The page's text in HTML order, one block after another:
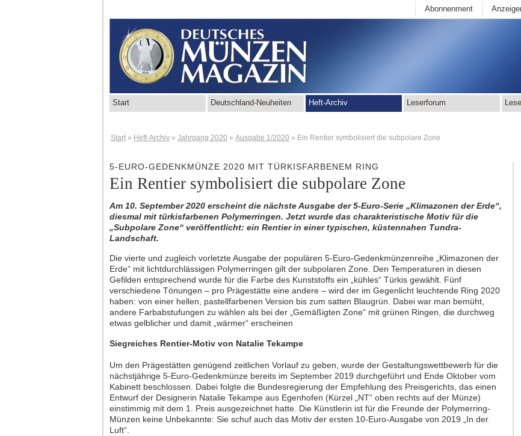
Abonnenment
Start Deutschland-Neuheiten Heft-Archiv Leserforum
Start » Heft-Archiv »Jahrgang 2020 »Ausgabe 1/2020 » Ein Rentier symbolisiert die subpolare Zone
5-EURO-GEDENKMÜNZE 2020 MIT TÜRKISFARBENEM RING
Ein Rentier symbolisiert die subpolare Zone
Am 10. September 2020 erscheint die nächste Ausgabe der 5-Euro-Serie „Klimazonen der Erde“,
diesmal mit türkisfarbenen Polymerringen. Jetzt wurde das charakteristische Motiv für die
„Subpolare Zone“ veröffentlicht: ein Rentier in einer typischen, küstennahen Tundra-
Landschaft.
Die vierte und zugleich vorletzte Ausgabe der populären 5-Euro-Gedenkmünzenreihe „Klimazonen der
Erde“ mit lichtdurchlässigen Polymerringen gilt der subpolaren Zone. Den Temperaturen in diesen
Gefilden entsprechend wurde für die Farbe des Kunststoffs ein „kühles“ Türkis gewählt. Fünf
verschiedene Tönungen – pro Prägestätte eine andere – wird der im Gegenlicht leuchtende Ring 2020
haben: von einer hellen, pastellfarbenen Version bis zum satten Blaugrün. Dabei war man bemüht,
andere Farbabstufungen zu wählen als bei der „Gemäßigten Zone“ mit grünen Ringen, die durchweg
etwas gelblicher und damit „wärmer“ erscheinen
Siegreiches Rentier-Motiv von Natalie Tekampe
Um den Prägestätten genügend zeitlichen Vorlauf zu geben, wurde der Gestaltungswettbewerb für die
nächstjährige 5-Euro-Gedenkmünze bereits im September 2019 durchgeführt und Ende Oktober vom
Kabinett beschlossen. Dabei folgte die Bundesregierung der Empfehlung des Preisgerichts, das einen
Entwurf der Designerin Natalie Tekampe aus Egenhofen (Kürzel „NT“ oben rechts auf der Münze)
einstimmig mit dem 1. Preis ausgezeichnet hatte. Die Künstlerin ist für die Freunde der Polymerring-
Münzen keine Unbekannte: Sie schuf auch das Motiv der ersten 10-Euro-Ausgabe von 2019 „In der
Luft“.